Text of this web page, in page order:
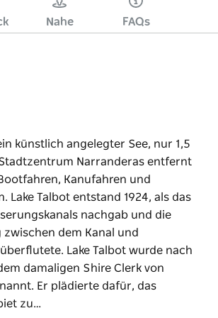
Nahe FAQs
künstlich angelegter See, nur 1,5
Narranderas entfernt
Kanufahren und
Lake Talbot entstand 1924, als das
nachgab und die
zwischen dem Kanal und
Lake Talbot wurde nach
damaligen Shire Clerk von
Er plädierte dafür, das
zu…